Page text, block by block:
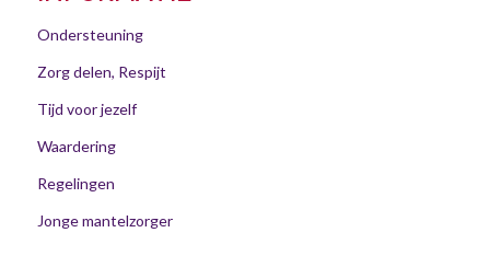
Ondersteuning
Zorg delen, Respijt
Tijd voor jezelf
Waardering
Regelingen
Jonge mantelzorger